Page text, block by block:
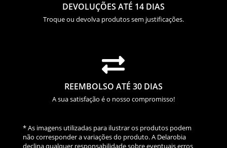
DEVOLUÇÕES ATÉ 14 DIAS
Troque ou devolva produtos sem justificações.

REEMBOLSO ATÉ 30 DIAS
A sua satisfação é o nosso compromisso!
* As imagens utilizadas para ilustrar os produtos podem
não corresponder a variações do produto. A Delarobia
declina qualquer responsabilidade sobre eventuais erros